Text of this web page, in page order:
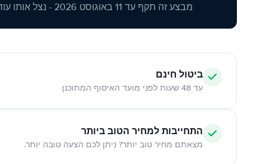
מבצע זה תקף עד 11 באוגוסט 2026 - נצל אותו עוד היום!
ביטול חינם
עד 48 שעות לפני מועד האיסוף המתוכנן
התחייבות למחיר הטוב ביותר
מצאתם מחיר טוב יותר? ניתן לכם הצעה טובה יותר.